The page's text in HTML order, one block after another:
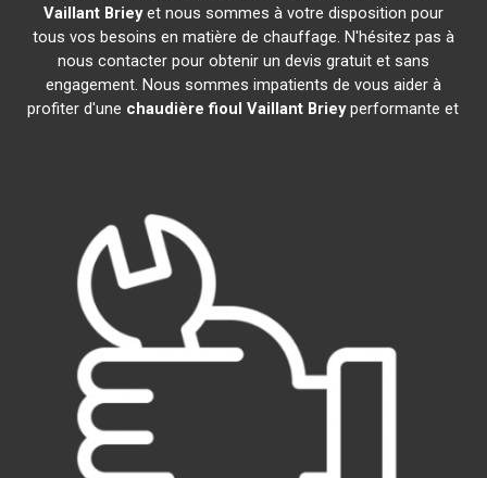
Vaillant Brieyet nous sommes à votre disposition pour
tous vos besoins en matière de chauffage. N'hésitez pas à
nous contacter pour obtenir un devis gratuit et sans
engagement. Nous sommes impatients de vous aider à
profiter d'une chaudière fioul Vaillant Brieyperformante et